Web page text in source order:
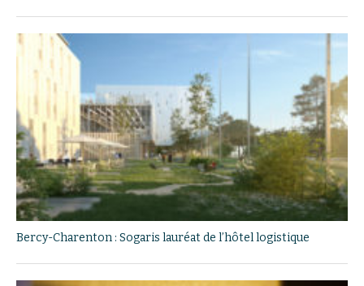
Bercy-Charenton : Sogaris lauréat de l’hôtel logistique